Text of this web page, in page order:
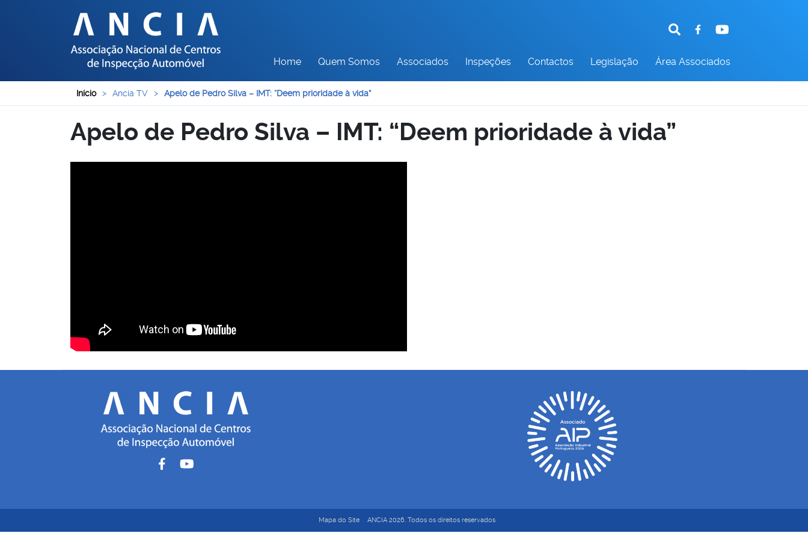
Home Quem Somos Associados Inspeções Contactos Legislação Área Associados
Início > Ancia TV > Apelo de Pedro Silva – IMT: “Deem prioridade à vida”
Apelo de Pedro Silva – IMT: “Deem prioridade à vida”
Mapa do Site ANCIA 2026. Todos os direitos reservados